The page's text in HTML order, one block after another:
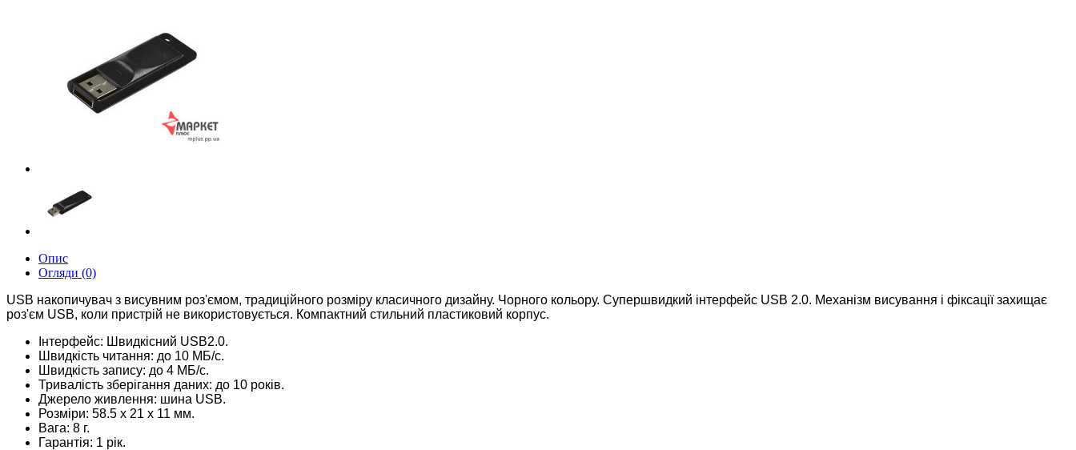
Опис
Огляди (0)
USB накопичувач з висувним роз'ємом, традиційного розміру класичного дизайну. Чорного кольору. Супершвидкий інтерфейс USB 2.0. Механізм висування і фіксації захищає
роз'єм USB, коли пристрій не використовується. Компактний стильний пластиковий корпус.
Інтерфейс: Швидкісний USB2.0.
Швидкість читання: до 10 МБ/с.
Швидкість запису: до 4 МБ/с.
Тривалість зберігання даних: до 10 років.
Джерело живлення: шина USB.
Розміри: 58.5 х 21 х 11 мм.
Вага: 8 г.
Гарантія: 1 рік.